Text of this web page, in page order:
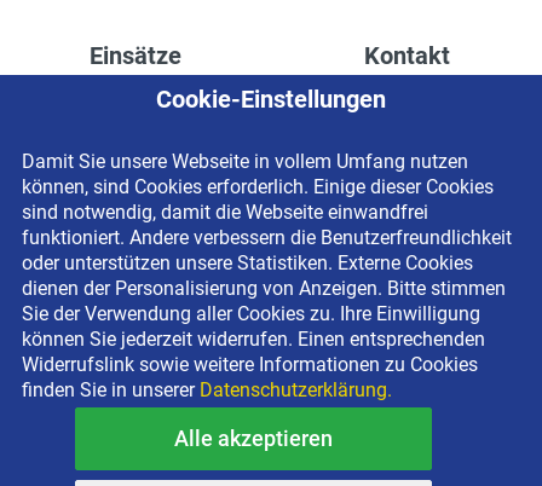
Einsätze
Höhenzugang für
Drainage verlegen
Fassadenreinigung
Terrasse anlegen
Ladenbau
Kontakt
Kontaktformular
Impressum
Datenschutzerklärung
Newsletter-Anmeldung
Copyright © 2026 BEYER-Mietservice KG All rights reserved |
Kostenlose Miethotline 0800 092 99 70
Cookie-Einstellungen
Damit Sie unsere Webseite in vollem Umfang nutzen
können, sind Cookies erforderlich. Einige dieser Cookies
sind notwendig, damit die Webseite einwandfrei
funktioniert. Andere verbessern die Benutzerfreundlichkeit
oder unterstützen unsere Statistiken. Externe Cookies
dienen der Personalisierung von Anzeigen. Bitte stimmen
Sie der Verwendung aller Cookies zu. Ihre Einwilligung
können Sie jederzeit widerrufen. Einen entsprechenden
Widerrufslink sowie weitere Informationen zu Cookies
finden Sie in unserer Datenschutzerklärung.
Alle akzeptieren